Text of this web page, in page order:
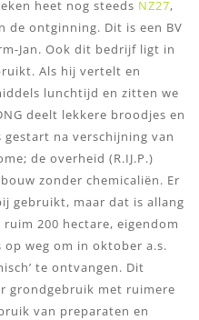
heet nog steeds NZ27,
ontginning. Dit is een BV
Jan. Ook dit bedrijf ligt in
Als hij vertelt en
lunchtijd en zitten we
deelt lekkere broodjes en
na verschijning van
de overheid (R.IJ.P.)
zonder chemicaliën. Er
gebruikt, maar dat is allang
200 hectare, eigendom
weg om in oktober a.s.
te ontvangen. Dit
grondgebruik met ruimere
van preparaten en